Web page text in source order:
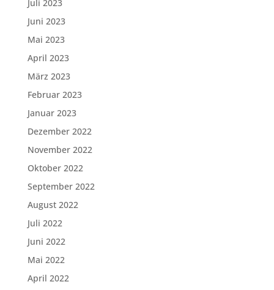
Juli 2023
Juni 2023
Mai 2023
April 2023
März 2023
Februar 2023
Januar 2023
Dezember 2022
November 2022
Oktober 2022
September 2022
August 2022
Juli 2022
Juni 2022
Mai 2022
April 2022